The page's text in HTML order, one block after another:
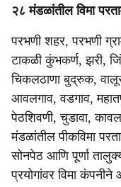
२८ मंडळांतील विमा
परभणी शहर, परभणी
टाकळी कुंभकर्ण, झरी,
चिकलठाणा बुद्रुक,
आवलगाव, वडगाव,
पेठशिवणी, चुडावा,
मंडळांतील पीकविमा
सोनपेठ आणि पूर्णा
प्रयोगांवर विमा